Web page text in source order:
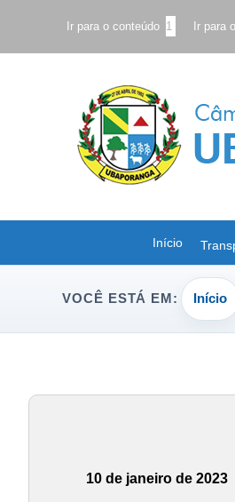
Ir para o conteúdo 1 Ir para
Início
VOCÊ ESTÁ EM: Início
10 de janeiro de 2023